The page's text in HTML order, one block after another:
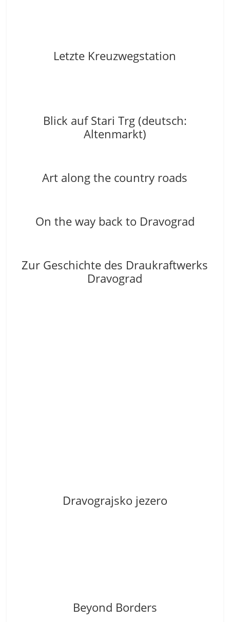
Letzte Kreuzwegstation
Blick auf Stari Trg (deutsch:
Altenmarkt)
Art along the country roads
On the way back to Dravograd
Zur Geschichte des Draukraftwerks
Dravograd
Dravograjsko jezero
Beyond Borders